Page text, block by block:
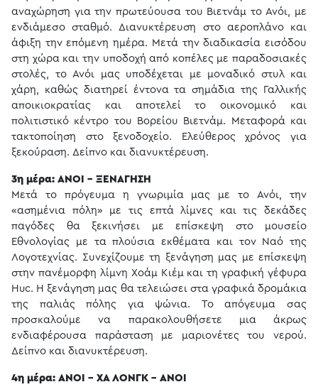
αναχώρηση για την πρωτεύουσα του Βιετνάμ το Ανόι, με
ενδιάμεσο σταθμό. Διανυκτέρευση στο αεροπλάνο και
άφιξη την επόμενη ημέρα. Μετά την διαδικασία εισόδου
στη χώρα και την υποδοχή από κοπέλες με παραδοσιακές
στολές, το Ανόι μας υποδέχεται με μοναδικό στυλ και
χάρη, καθώς διατηρεί έντονα τα σημάδια της Γαλλικής
αποικιοκρατίας και αποτελεί το οικονομικό και
πολιτιστικό κέντρο του Βορείου Βιετνάμ. Μεταφορά και
τακτοποίηση στο ξενοδοχείο. Ελεύθερος χρόνος για
ξεκούραση. Δείπνο και διανυκτέρευση.
3η μέρα: ΑΝΟΙ - ΞΕΝΑΓΗΣΗ
Μετά το πρόγευμα η γνωριμία μας με το Ανόι, την
«ασημένια πόλη» με τις επτά λίμνες και τις δεκάδες
παγόδες θα ξεκινήσει με επίσκεψη στο μουσείο
Εθνολογίας με τα πλούσια εκθέματα και τον Ναό της
Λογοτεχνίας. Συνεχίζουμε τη ξενάγηση μας με επίσκεψη
στην πανέμορφη λίμνη Χοάμ Κιέμ και τη γραφική γέφυρα
Huc. Η ξενάγηση μας θα τελειώσει στα γραφικά δρομάκια
της παλιάς πόλης για ψώνια. Το απόγευμα σας
προσκαλούμε να παρακολουθήσετε μια άκρως
ενδιαφέρουσα παράσταση με μαριονέτες του νερού.
Δείπνο και διανυκτέρευση.
4η μέρα: ΑΝΟΙ - ΧΑ ΛΟΝΓΚ - ΑΝΟΙ